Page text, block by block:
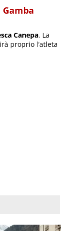
Canepa. La
proprio l’atleta